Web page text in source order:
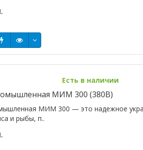
Есть в наличии
МИМ 300 (380В)
МИМ 300 — это надежное
и рыбы, п..